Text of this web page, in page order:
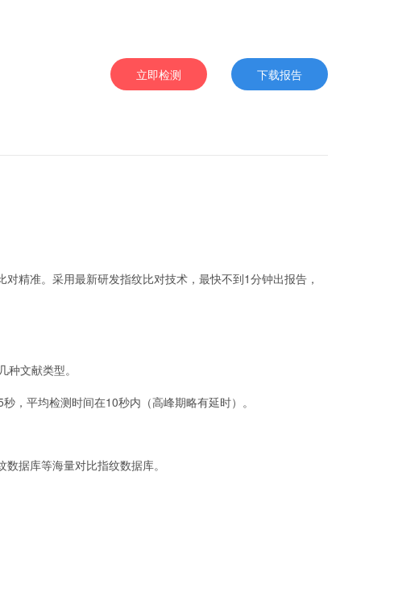
下载报告
立即检测
精准。采用最新研发指纹比对技术，最快不到1分钟出报告，
文献类型。
，平均检测时间在10秒内（高峰期略有延时）。
据库等海量对比指纹数据库。